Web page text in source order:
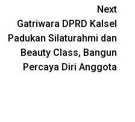
Next
Gatriwara DPRD Kalsel
Padukan Silaturahmi dan
Beauty Class, Bangun
Percaya Diri Anggota